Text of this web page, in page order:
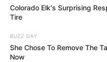
Colorado Elk's Surprising
Tire
BUZZ DAY
She Chose To Remove The
Now